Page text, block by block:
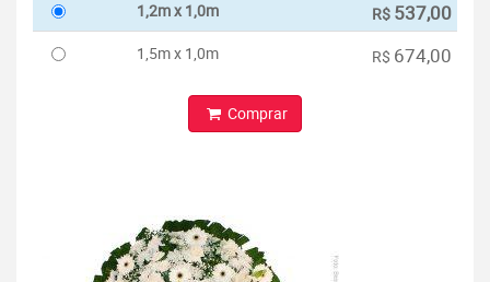
1,2m x 1,0m R$ 537,00
1,5m x 1,0m R$ 674,00
Comprar